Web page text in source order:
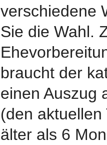
verschiedene
Sie die Wahl.
braucht der
einen Auszug
(den
älter als 6